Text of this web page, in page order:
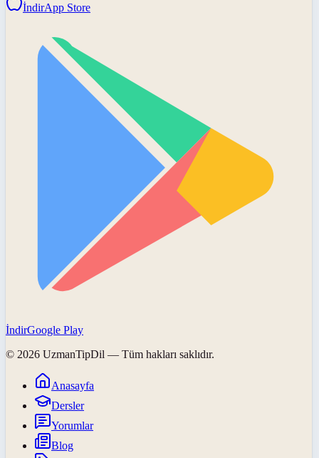
İndirApp Store
İndirGoogle Play
© 2026 UzmanTipDil — Tüm hakları saklıdır.
Anasayfa
Dersler
Yorumlar
Blog